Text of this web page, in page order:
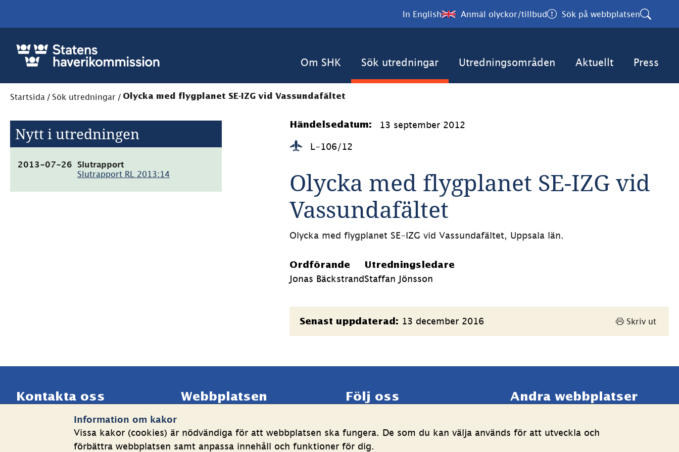
Information om kakor
Vissa kakor (cookies) är nödvändiga för att webbplatsen ska fungera. De som du kan välja används för att utveckla och
förbättra webbplatsen samt anpassa innehåll och funktioner för dig.
In English Anmäl olyckor/tillbud Sök på webbplatsen
Om SHK Sök utredningar Utredningsområden Aktuellt Press
Startsida / Sök utredningar / Olycka med flygplanet SE-IZG vid Vassundafältet
Nytt i utredningen
2013-07-26
Slutrapport
Slutrapport RL 2013:14
(pdf,
Händelsedatum: 13 september 2012
L-106/12
Olycka med flygplanet SE-IZG vid
Vassundafältet
Olycka med flygplanet SE-IZG vid Vassundafältet, Uppsala län.
Ordförande
Jonas Bäckstrand
Utredningsledare
Staffan Jönsson
Sidinformation
Senast uppdaterad: 13 december 2016 Skriv ut
Kontakta oss
Telefon växel: 08-508 862
info@shk.se
Webbplatsen
Behandling av personuppgifter
Följ oss
LinkedIn
(länk
YouTube
Andra webbplatser